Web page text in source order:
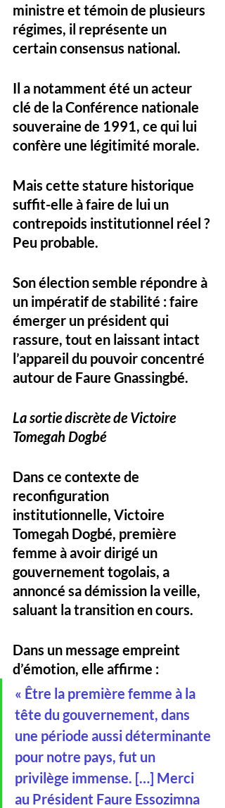
ministre et témoin de plusieurs
régimes, il représente un
certain consensus national.
Il a notamment été un acteur
clé de la Conférence nationale
souveraine de 1991, ce qui lui
confère une légitimité morale.
Mais cette stature historique
suffit-elle à faire de lui un
contrepoids institutionnel réel ?
Peu probable.
Son élection semble répondre à
un impératif de stabilité : faire
émerger un président qui
rassure, tout en laissant intact
l’appareil du pouvoir concentré
autour de Faure Gnassingbé.
La sortie discrète de Victoire
Tomegah Dogbé
Dans ce contexte de
reconfiguration
institutionnelle, Victoire
Tomegah Dogbé, première
femme à avoir dirigé un
gouvernement togolais, a
annoncé sa démission la veille,
saluant la transition en cours.
Dans un message empreint
d’émotion, elle affirme :
« Être la première femme à la
tête du gouvernement, dans
une période aussi déterminante
pour notre pays, fut un
privilège immense. […] Merci
au Président Faure Essozimna